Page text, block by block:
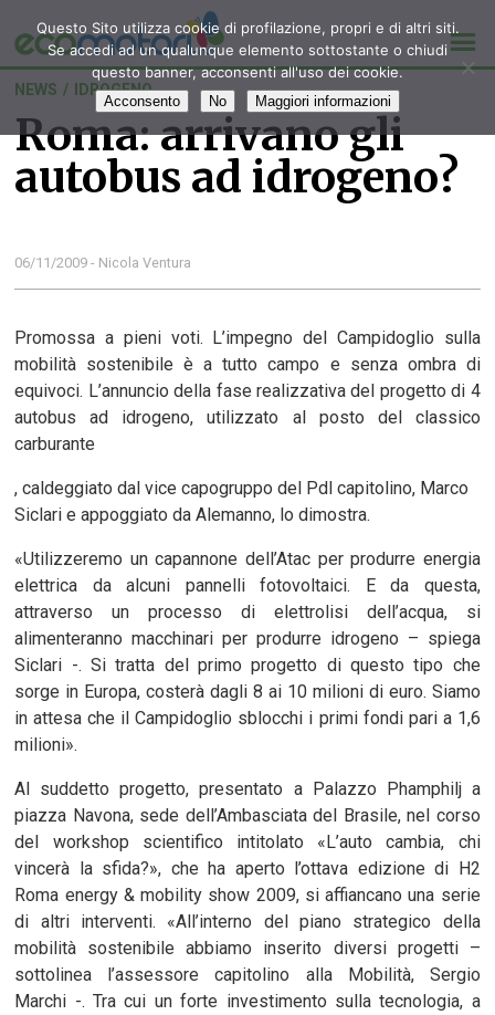
NEWS / IDROGENO
Roma: arrivano gli
autobus ad idrogeno?
06/11/2009 - Nicola Ventura
Promossa a pieni voti. L’impegno del Campidoglio sulla
mobilità sostenibile è a tutto campo e senza ombra di
equivoci. L’annuncio della fase realizzativa del progetto di 4
autobus ad idrogeno, utilizzato al posto del classico
carburante
, caldeggiato dal vice capogruppo del Pdl capitolino, Marco
Siclari e appoggiato da Alemanno, lo dimostra.
«Utilizzeremo un capannone dell’Atac per produrre energia
elettrica da alcuni pannelli fotovoltaici. E da questa,
attraverso un processo di elettrolisi dell’acqua, si
alimenteranno macchinari per produrre idrogeno – spiega
Siclari -. Si tratta del primo progetto di questo tipo che
sorge in Europa, costerà dagli 8 ai 10 milioni di euro. Siamo
in attesa che il Campidoglio sblocchi i primi fondi pari a 1,6
milioni».
Al suddetto progetto, presentato a Palazzo Phamphilj a
piazza Navona, sede dell’Ambasciata del Brasile, nel corso
del workshop scientifico intitolato «L’auto cambia, chi
vincerà la sfida?», che ha aperto l’ottava edizione di H2
Roma energy & mobility show 2009, si affiancano una serie
di altri interventi. «All’interno del piano strategico della
mobilità sostenibile abbiamo inserito diversi progetti –
sottolinea l’assessore capitolino alla Mobilità, Sergio
Marchi -. Tra cui un forte investimento sulla tecnologia, a
Questo Sito utilizza cookie di profilazione, propri e di altri siti.
Se accedi ad un qualunque elemento sottostante o chiudi
questo banner, acconsenti all'uso dei cookie.
Acconsento No Maggiori informazioni